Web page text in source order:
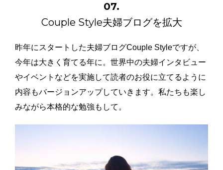
07.
Couple Style夫婦ブログを拡大
昨年にスタートした夫婦ブログCouple Styleですが、
今年は大きく育てる年に。世界中の夫婦インタビュー
やイベントなどを実施して読者のお役に立てるように
内容もバージョンアップしていきます。私たちも楽し
みながら本格的な勉強もして。